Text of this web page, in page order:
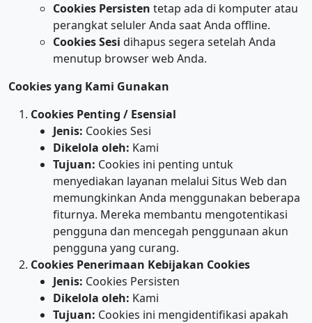
Cookies Persisten tetap ada di komputer atau
perangkat seluler Anda saat Anda offline.
Cookies Sesi dihapus segera setelah Anda
menutup browser web Anda.
Cookies yang Kami Gunakan
Cookies Penting / Esensial
Jenis: Cookies Sesi
Dikelola oleh: Kami
Tujuan: Cookies ini penting untuk
menyediakan layanan melalui Situs Web dan
memungkinkan Anda menggunakan beberapa
fiturnya. Mereka membantu mengotentikasi
pengguna dan mencegah penggunaan akun
pengguna yang curang.
Cookies Penerimaan Kebijakan Cookies
Jenis: Cookies Persisten
Dikelola oleh: Kami
Tujuan: Cookies ini mengidentifikasi apakah